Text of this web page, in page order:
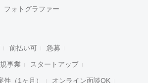
フォトグラファー
前払い可 急募
事業 スタートアップ
件（1ヶ月） オンライン面談OK